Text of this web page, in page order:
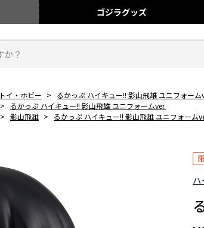
ゴジラグッズ
トイ・ホビー >
るかっぷ ハイキュー!! 影山飛雄 ユニフォーム
>
るかっぷ ハイキュー!! 影山飛雄 ユニフォームver.
> 影山飛雄 > るかっぷ ハイキュー!! 影山飛雄 ユニフォーム
ハ